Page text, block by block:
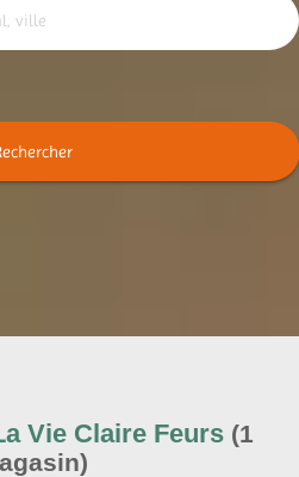
Vie Claire Feurs (1
)